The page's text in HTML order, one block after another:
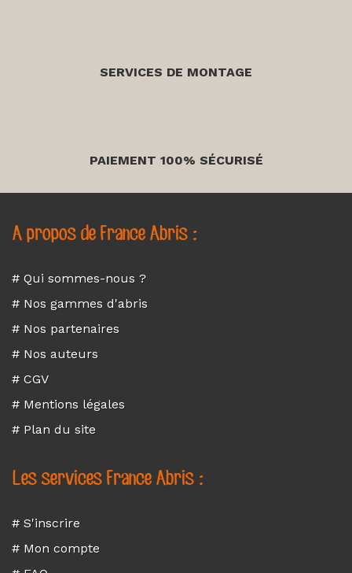
SERVICES DE MONTAGE
PAIEMENT 100% SÉCURISÉ
A propos de France Abris :
# Qui sommes-nous ?
# Nos gammes d'abris
# Nos partenaires
# Nos auteurs
# CGV
# Mentions légales
# Plan du site
Les services France Abris :
# S'inscrire
# Mon compte